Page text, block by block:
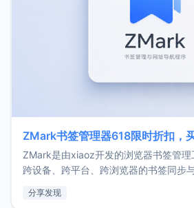
ZMark书签管理器618限时折扣，
ZMark是由xiaoz开发的浏览器书签管理
跨设备、跨平台、跨浏览器的书签同步
用，让管理更高效。ZMark官网地址：
分享发现